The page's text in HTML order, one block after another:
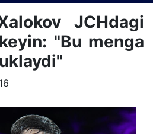
JCHdagi
"Bu menga